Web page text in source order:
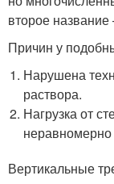
второе
Причин у
Нарушена
раствора.
Нагрузка от
Вертикальные